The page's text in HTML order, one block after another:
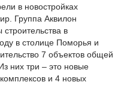
в новостройках
Группа Аквилон
в
в столице Поморья и
7 объектов общей
них три – это новые
и 4 новых